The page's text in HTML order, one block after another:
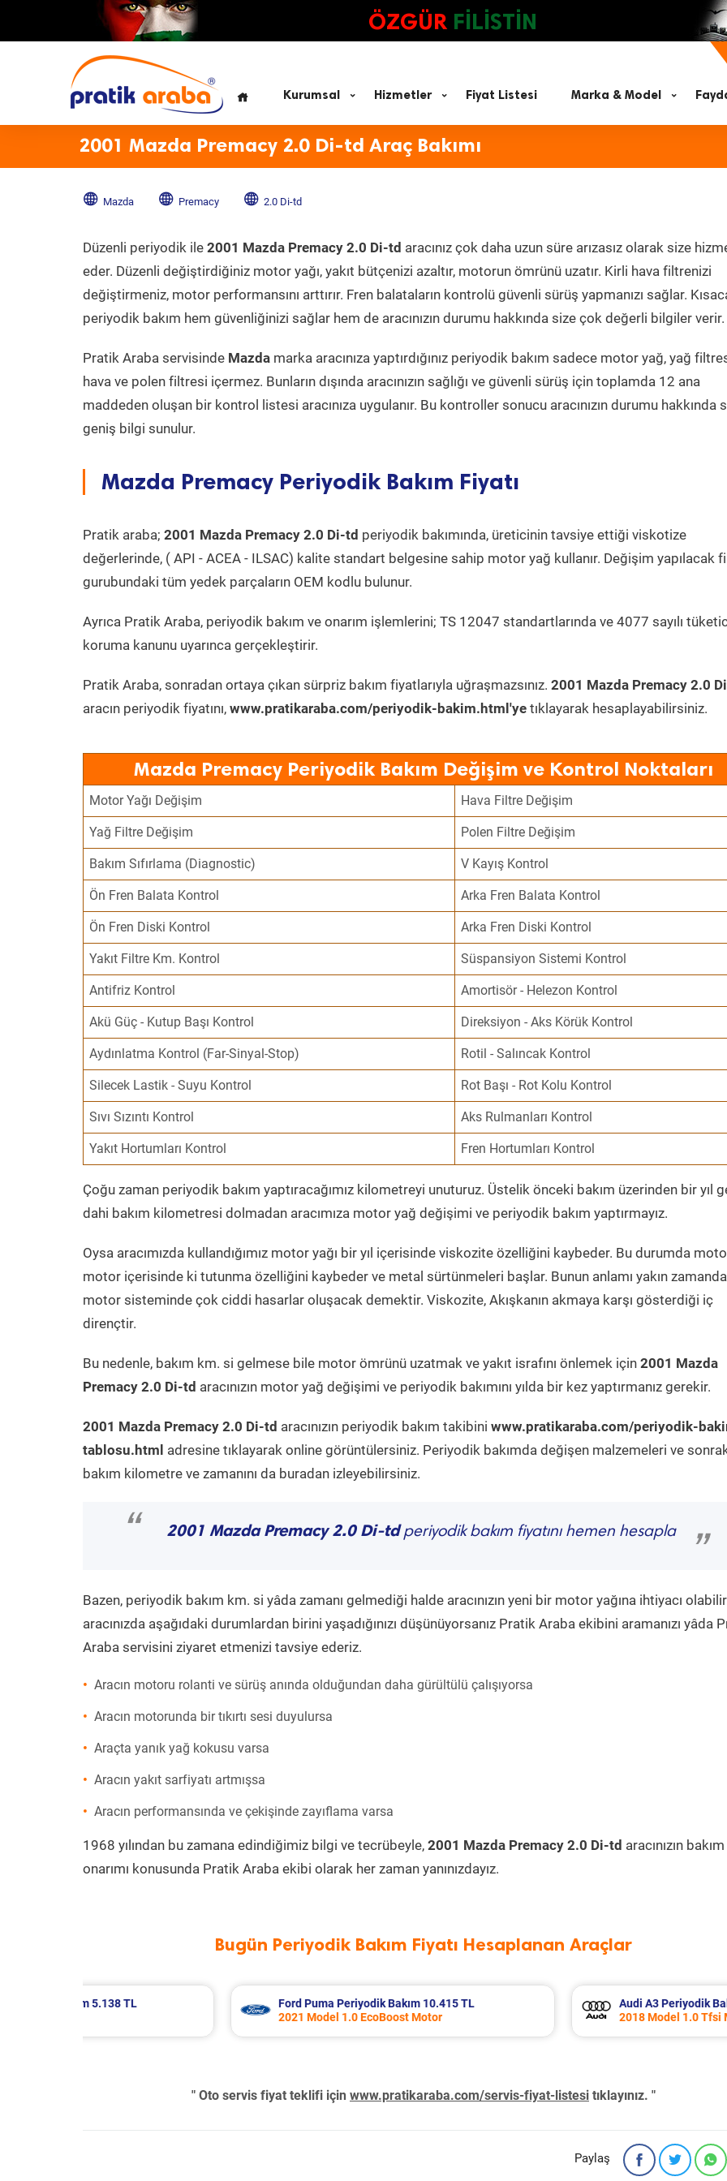
ÖZGÜR FİLİSTİN
Kurumsal Hizmetler Fiyat Listesi Marka & Model
2001 Mazda Premacy 2.0 Di-td Araç Bakımı
Mazda Premacy 2.0 Di-td
Düzenli periyodik ile 2001 Mazda Premacy 2.0 Di-td aracınız çok daha uzun süre arızasız olarak size
eder. Düzenli değiştirdiğiniz motor yağı, yakıt bütçenizi azaltır, motorun ömrünü uzatır. Kirli hava filtrenizi
değiştirmeniz, motor performansını arttırır. Fren balataların kontrolü güvenli sürüş yapmanızı sağlar.
periyodik bakım hem güvenliğinizi sağlar hem de aracınızın durumu hakkında size çok değerli bilgiler verir.
Pratik Araba servisinde Mazda marka aracınıza yaptırdığınız periyodik bakım sadece motor yağ, yağ
hava ve polen filtresi içermez. Bunların dışında aracınızın sağlığı ve güvenli sürüş için toplamda 12 ana
maddeden oluşan bir kontrol listesi aracınıza uygulanır. Bu kontroller sonucu aracınızın durumu hakkında
geniş bilgi sunulur.
Mazda Premacy Periyodik Bakım Fiyatı
Pratik araba; 2001 Mazda Premacy 2.0 Di-td periyodik bakımında, üreticinin tavsiye ettiği viskotize
değerlerinde, ( API - ACEA - ILSAC) kalite standart belgesine sahip motor yağ kullanır. Değişim yapılacak
gurubundaki tüm yedek parçaların OEM kodlu bulunur.
Ayrıca Pratik Araba, periyodik bakım ve onarım işlemlerini; TS 12047 standartlarında ve 4077 sayılı
koruma kanunu uyarınca gerçekleştirir.
Pratik Araba, sonradan ortaya çıkan sürpriz bakım fiyatlarıyla uğraşmazsınız. 2001 Mazda Premacy 2.0
aracın periyodik fiyatını, www.pratikaraba.com/periyodik-bakim.html'ye tıklayarak hesaplayabilirsiniz.
Mazda Premacy Periyodik Bakım Değişim ve Kontrol Noktaları
Motor Yağı Değişim Hava Filtre Değişim
Yağ Filtre Değişim Polen Filtre Değişim
Bakım Sıfırlama (Diagnostic) V Kayış Kontrol
Ön Fren Balata Kontrol Arka Fren Balata Kontrol
Ön Fren Diski Kontrol Arka Fren Diski Kontrol
Yakıt Filtre Km. Kontrol Süspansiyon Sistemi Kontrol
Antifriz Kontrol Amortisör - Helezon Kontrol
Akü Güç - Kutup Başı Kontrol Direksiyon - Aks Körük Kontrol
Aydınlatma Kontrol (Far-Sinyal-Stop) Rotil - Salıncak Kontrol
Silecek Lastik - Suyu Kontrol Rot Başı - Rot Kolu Kontrol
Sıvı Sızıntı Kontrol Aks Rulmanları Kontrol
Yakıt Hortumları Kontrol Fren Hortumları Kontrol
Çoğu zaman periyodik bakım yaptıracağımız kilometreyi unuturuz. Üstelik önceki bakım üzerinden bir yıl
dahi bakım kilometresi dolmadan aracımıza motor yağ değişimi ve periyodik bakım yaptırmayız.
Oysa aracımızda kullandığımız motor yağı bir yıl içerisinde viskozite özelliğini kaybeder. Bu durumda
motor içerisinde ki tutunma özelliğini kaybeder ve metal sürtünmeleri başlar. Bunun anlamı yakın zamanda
motor sisteminde çok ciddi hasarlar oluşacak demektir. Viskozite, Akışkanın akmaya karşı gösterdiği iç
dirençtir.
Bu nedenle, bakım km. si gelmese bile motor ömrünü uzatmak ve yakıt israfını önlemek için 2001 Mazda
Premacy 2.0 Di-td aracınızın motor yağ değişimi ve periyodik bakımını yılda bir kez yaptırmanız gerekir.
2001 Mazda Premacy 2.0 Di-td aracınızın periyodik bakım takibini www.pratikaraba.com/periyodik-
tablosu.html adresine tıklayarak online görüntülersiniz. Periyodik bakımda değişen malzemeleri ve
bakım kilometre ve zamanını da buradan izleyebilirsiniz.
“ 2001 Mazda Premacy 2.0 Di-tdperiyodik bakım fiyatını hemen hesapla
”
Bazen, periyodik bakım km. si yâda zamanı gelmediği halde aracınızın yeni bir motor yağına ihtiyacı
aracınızda aşağıdaki durumlardan birini yaşadığınızı düşünüyorsanız Pratik Araba ekibini aramanızı yâda
Araba servisini ziyaret etmenizi tavsiye ederiz.
Aracın motoru rolanti ve sürüş anında olduğundan daha gürültülü çalışıyorsa
Aracın motorunda bir tıkırtı sesi duyulursa
Araçta yanık yağ kokusu varsa
Aracın yakıt sarfiyatı artmışsa
Aracın performansında ve çekişinde zayıflama varsa
1968 yılından bu zamana edindiğimiz bilgi ve tecrübeyle, 2001 Mazda Premacy 2.0 Di-td aracınızın
onarımı konusunda Pratik Araba ekibi olarak her zaman yanınızdayız.
Bugün Periyodik Bakım Fiyatı Hesaplanan Araçlar
Audi A3 Periyodik Bakım 7.978 TL
2018 Model 1.0 Tfsi Motor
Opel Astra Periyodik Bakım
2021 Model 1.5 D (L) Motor
" Oto servis fiyat teklifi için www.pratikaraba.com/servis-fiyat-listesi tıklayınız. "
Paylaş